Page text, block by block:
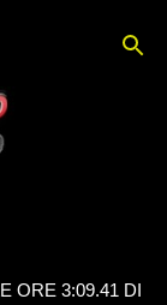
ORE 3:09.42 DI